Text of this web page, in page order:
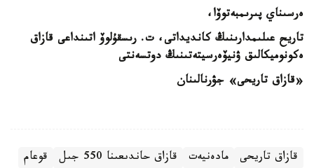
ەرسىناي پىرىمبەتوۆا،
تاريح عىلىمدارىنىڭ كانديداتى،ت. رىسقۇلوۆ اتىنداعى قازاق
ەكونوميكالىق ۋنيۆەرسيتەتىنىڭ دوتسەنتى
«قازاق تاريحى» جۋرنالىنان
قازاق تاريحى مادەنيەت قازاق حاندىعىنا 550 جىل قوعام